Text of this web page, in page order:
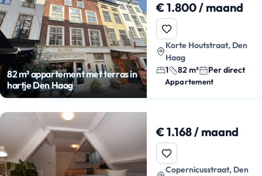
82 m² appartement met terras in
hartje Den Haag
€ 1.800 / maand
Korte Houtstraat, Den
Haag
1
82 m² Per direct
Appartement
€ 1.168 / maand
Copernicusstraat, Den